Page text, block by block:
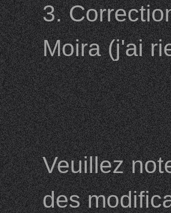
3.
Moira (j'ai
Veuillez
des